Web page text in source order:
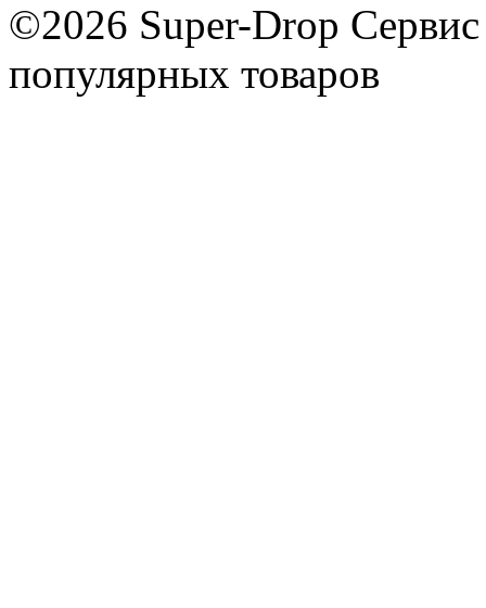
©2026 Super-Drop
популярных товаров